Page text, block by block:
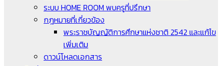
ระบบ HOME ROOM พบครูที่ปรึกษา
กฎหมายที่เกี่ยวข้อง
พระราชบัญญัติการศึกษาแห่งชาติ 2542 และแก้ไข
เพิ่มเติม
ดาวน์โหลดเอกสาร